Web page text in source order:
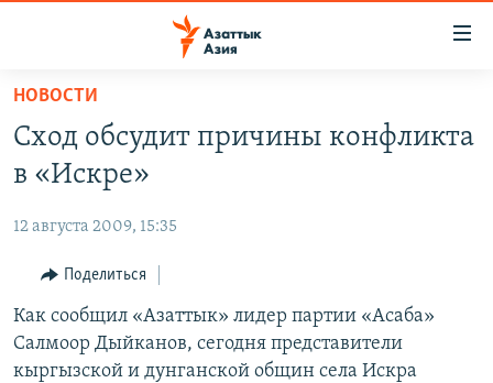
Вернуться
основному
содержанию
навигации
Вернутся
поиску
ЦЕНТРАЛЬНАЯ АЗИЯ
УЗБЕКИСТАН
ТАДЖИКИСТАН
НОВОСТИ
ВОЙНА В УКРАИНЕ
НА ДРУГИХ ЯЗЫКАХ
ҚАЗАҚША
КЫРГЫЗЧА
ЎЗБЕКЧА
НОВОСТИ
Сход обсудит причины конфликта
в «Искре»
12 августа 2009, 15:35
Поделиться
Как сообщил «Азаттык» лидер партии «Асаба»
Салмоор Дыйканов, сегодня представители
кыргызской и дунганской общин села Искра